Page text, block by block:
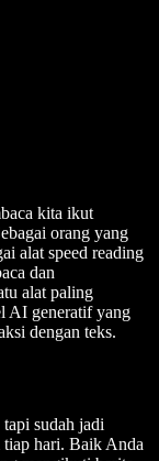
kita ikut
orang yang
alat speed reading
dan
alat paling
AI generatif yang
dengan teks.
sudah jadi
tiap hari. Baik Anda